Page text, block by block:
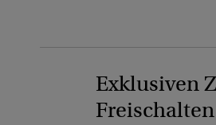
Exklusiven
Freischalten